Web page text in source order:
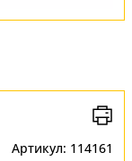
Артикул: 114161